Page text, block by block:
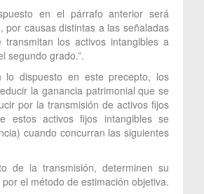
en el párrafo anterior será
por causas distintas a las señaladas
los activos intangibles a
segundo grado.”.
lo dispuesto en este precepto, los
la ganancia patrimonial que se
por la transmisión de activos fijos
estos activos fijos intangibles se
cuando concurran las siguientes
de la transmisión, determinen su
el método de estimación objetiva.